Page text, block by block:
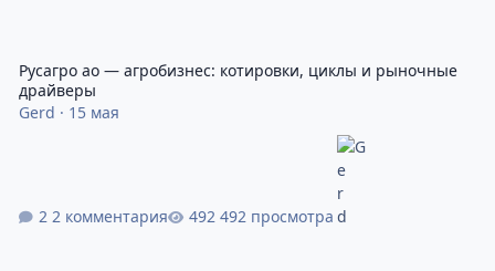
Русагро ао — агробизнес: котировки, циклы и рыночные
драйверы
Gerd · 15 мая
2 комментария 492 просмотра